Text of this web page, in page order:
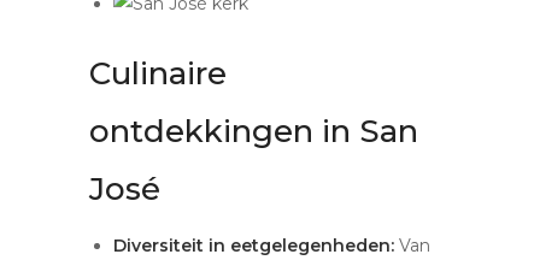
Culinaire
ontdekkingen in San
José
Diversiteit in eetgelegenheden: Van